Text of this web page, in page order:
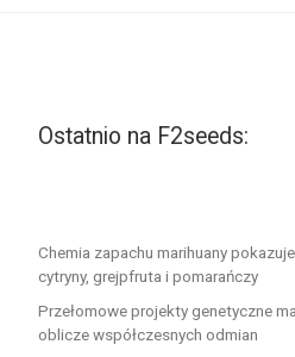
Ostatnio na F2seeds:
Chemia zapachu marihuany
cytryny, grejpfruta i pomarańczy
Przełomowe projekty genetyczne
oblicze współczesnych odmian